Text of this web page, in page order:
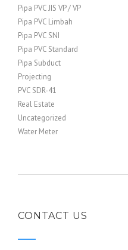
Pipa PVC JIS VP / VP
Pipa PVC Limbah
Pipa PVC SNI
Pipa PVC Standard
Pipa Subduct
Projecting
PVC SDR-41
Real Estate
Uncategorized
Water Meter
CONTACT US